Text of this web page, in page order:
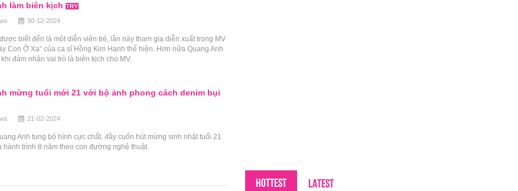
làm biên kịch
30-12-2024
biết đến là một diễn viên trẻ, lần này tham gia diễn xuất trong MV
Con Ở Xa” của ca sĩ Hồng Kim Hạnh thể hiện. Hơn nữa Quang Anh
đảm nhận vai trò là biên kịch cho MV.
mừng tuổi mới 21 với bộ ảnh phong cách denim bụi
21-02-2024
Anh tung bộ hình cực chất, đầy cuốn hút mừng sinh nhật tuổi 21
hành trình 8 năm theo con đường nghệ thuật.
HOTTEST LATEST